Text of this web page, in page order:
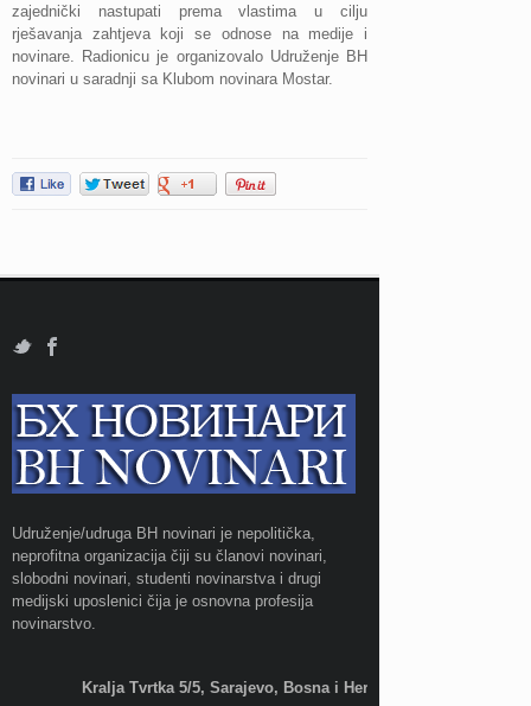
zajednički nastupati prema vlastima u cilju
rješavanja zahtjeva koji se odnose na medije i
novinare. Radionicu je organizovalo Udruženje BH
novinari u saradnji sa Klubom novinara Mostar.
Udruženje/udruga BH novinari je nepolitička,
neprofitna organizacija čiji su članovi novinari,
slobodni novinari, studenti novinarstva i drugi
medijski uposlenici čija je osnovna profesija
novinarstvo.
Kralja Tvrtka 5/5, Sarajevo, Bosna i Hercegovina;